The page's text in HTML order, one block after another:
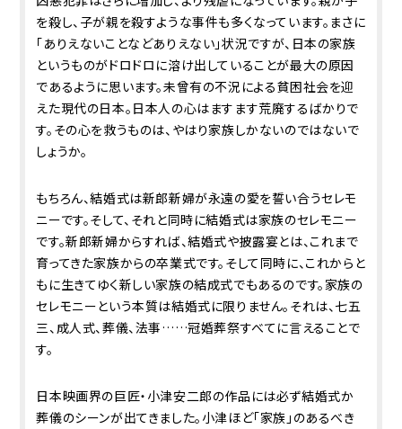
を殺し、子が親を殺すような事件も多くなっています。まさに
「ありえないことなどありえない」状況ですが、日本の家族
というものがドロドロに溶け出していることが最大の原因
であるように思います。未曾有の不況による貧困社会を迎
えた現代の日本。日本人の心はますます荒廃するばかりで
す。その心を救うものは、やはり家族しかないのではないで
しょうか。
もちろん、結婚式は新郎新婦が永遠の愛を誓い合うセレモ
ニーです。そして、それと同時に結婚式は家族のセレモニー
です。新郎新婦からすれば、結婚式や披露宴とは、これまで
育ってきた家族からの卒業式です。そして同時に、これからと
もに生きてゆく新しい家族の結成式でもあるのです。家族の
セレモニーという本質は結婚式に限りません。それは、七五
三、成人式、葬儀、法事……冠婚葬祭すべてに言えることで
す。
日本映画界の巨匠・小津安二郎の作品には必ず結婚式か
葬儀のシーンが出てきました。小津ほど「家族」のあるべき